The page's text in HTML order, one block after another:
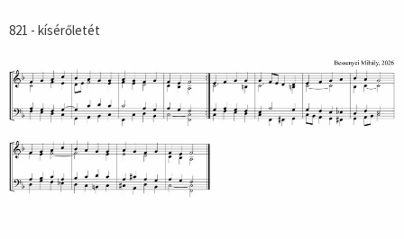
821 - kísérőletét